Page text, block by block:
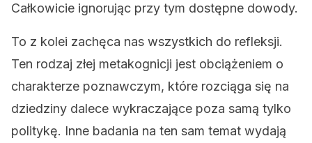
Całkowicie ignorując przy tym dostępne dowody.
To z kolei zachęca nas wszystkich do refleksji.
Ten rodzaj złej metakognicji jest obciążeniem o
charakterze poznawczym, które rozciąga się na
dziedziny dalece wykraczające poza samą tylko
politykę. Inne badania na ten sam temat wydają